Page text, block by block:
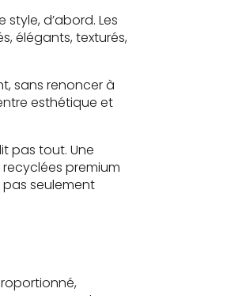
d’abord. Les
élégants, texturés,
sans renoncer à
esthétique et
pas tout. Une
premium
seulement